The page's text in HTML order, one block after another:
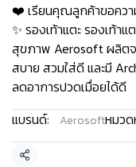
❤️ เรียนคุณลูกค้าขอควา
✨ รองเท้าแตะ รองเท้า
สุขภาพ Aerosoft ผลิตจ
สบาย สวมใส่ดี และมี
ลดอาการปวดเมื่อยได้ดี
แบรนด์:
Aerosoftหมวด
แชร์